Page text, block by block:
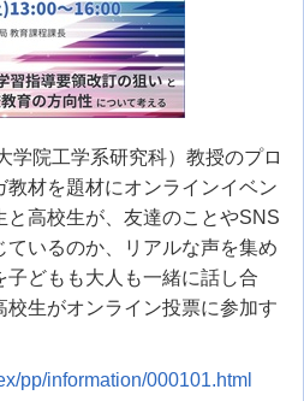
学院工学系研究科）教授のプロ
教材を題材にオンラインイベン
と高校生が、友達のことやSNS
いるのか、リアルな声を集め
どもも大人も一緒に話し合
校生がオンライン投票に参加す
pp/information/000101.html